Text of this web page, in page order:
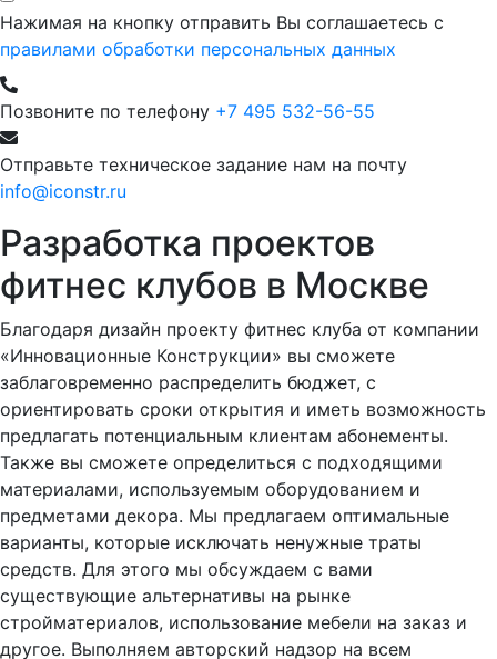
Нажимая на кнопку отправить Вы соглашаетесь с
правилами обработки персональных данных
Позвоните по телефону +7 495 532-56-55
Отправьте техническое задание нам на почту
info@iconstr.ru
Разработка проектов
фитнес клубов в Москве
Благодаря дизайн проекту фитнес клуба от компании
«Инновационные Конструкции» вы сможете
заблаговременно распределить бюджет, с
ориентировать сроки открытия и иметь возможность
предлагать потенциальным клиентам абонементы.
Также вы сможете определиться с подходящими
материалами, используемым оборудованием и
предметами декора. Мы предлагаем оптимальные
варианты, которые исключать ненужные траты
средств. Для этого мы обсуждаем с вами
существующие альтернативы на рынке
стройматериалов, использование мебели на заказ и
другое. Выполняем авторский надзор на всем